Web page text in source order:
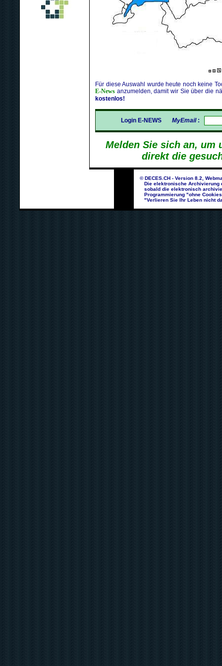
Für diese Auswahl wurde heute noch keine
E-News anzumelden, damit wir Sie über die
kostenlos!
Login E-NEWS MyEmail:
Melden Sie sich an, um
direkt die
© DECES.CH - Version 8.2,
Die elektronische Archivierung
sobald die elektronisch
Programmierung "ohne
"Verlieren Sie Ihr Leben nicht